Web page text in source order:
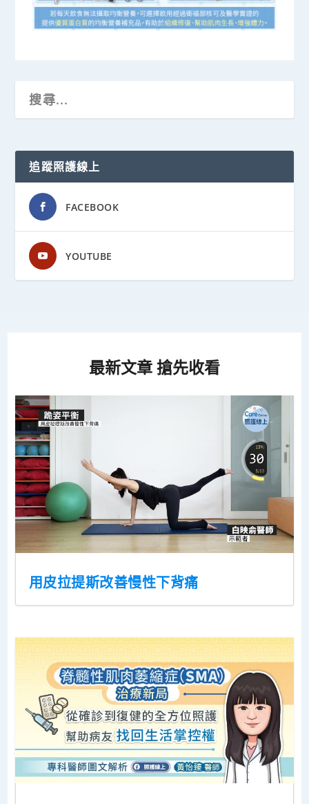
追蹤照護線上
FACEBOOK
YOUTUBE
最新文章 搶先收看
用皮拉提斯改善慢性下背痛